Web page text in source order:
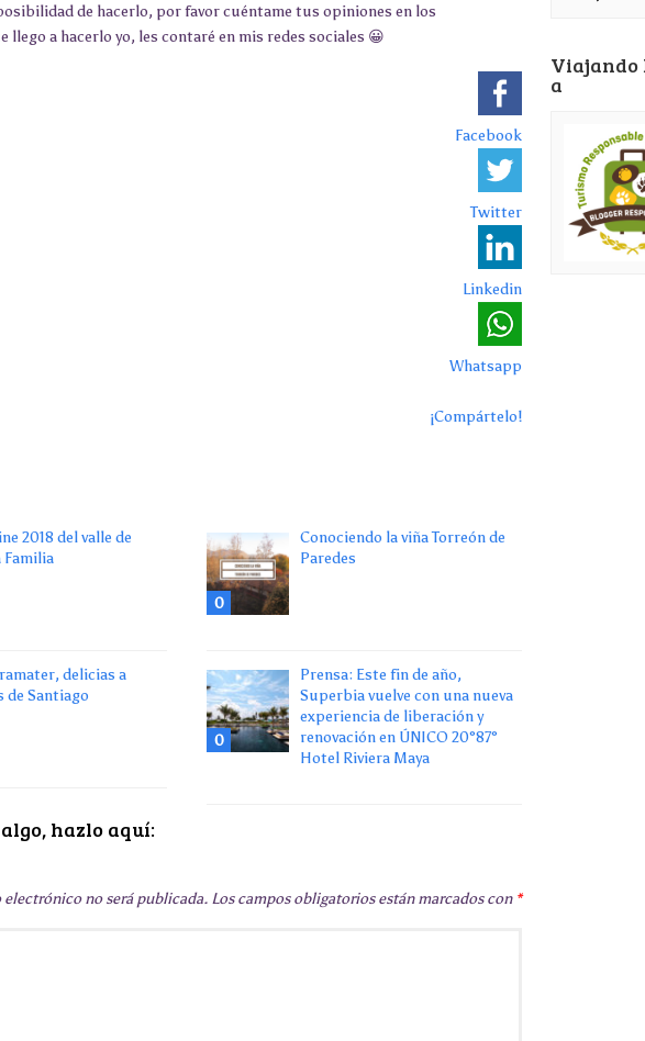
de hacerlo, por favor cuéntame tus opiniones en los
llego a hacerlo yo, les contaré en mis redes sociales 😀
Facebook
Twitter
Linkedin
Whatsapp
¡Compártelo!
2018 del valle de
Familia
0
Conociendo la viña Torreón de
Paredes
delicias a
de Santiago
0
Prensa: Este fin de año,
Superbia vuelve con una nueva
experiencia de liberación y
renovación en ÚNICO 20°87°
Hotel Riviera Maya
hazlo aquí:
electrónico no será publicada. Los campos obligatorios están marcados con *
Viajando
a